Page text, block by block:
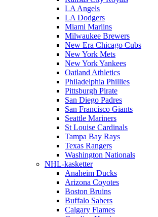
LA Angels
LA Dodgers
Miami Marlins
Milwaukee Brewers
New Era Chicago Cubs
New York Mets
New York Yankees
Oatland Athletics
Philadelphia Phillies
Pittsburgh Pirate
San Diego Padres
San Francisco Giants
Seattle Mariners
St Louise Cardinals
Tampa Bay Rays
Texas Rangers
Washington Nationals
NHL-kasketter
Anaheim Ducks
Arizona Coyotes
Boston Bruins
Buffalo Sabers
Calgary Flames